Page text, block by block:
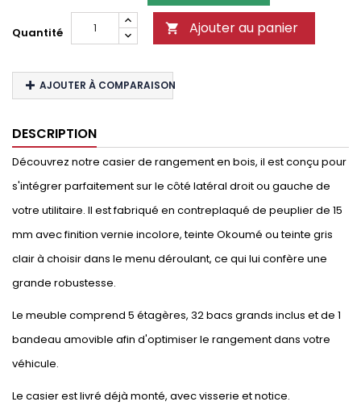
Quantité  Ajouter au panier
AJOUTER À COMPARAISON
DESCRIPTION
Découvrez notre casier de rangement en bois, il est conçu pour
s'intégrer parfaitement sur le côté latéral droit ou gauche de
votre utilitaire. Il est fabriqué en contreplaqué de peuplier de 15
mm avec finition vernie incolore, teinte Okoumé ou teinte gris
clair à choisir dans le menu déroulant, ce qui lui confère une
grande robustesse.
Le meuble comprend 5 étagères, 32 bacs grands inclus et de 1
bandeau amovible afin d'optimiser le rangement dans votre
véhicule.
Le casier est livré déjà monté, avec visserie et notice.